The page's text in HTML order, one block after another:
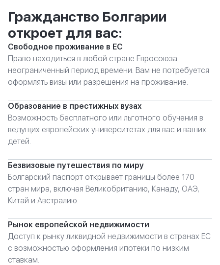
Гражданство Болгарии
откроет для вас:
Свободное проживание в ЕС
Право находиться в любой стране Евросоюза
неограниченный период времени. Вам не потребуется
оформлять визы или разрешения на проживание.
Образование в престижных вузах
Возможность бесплатного или льготного обучения в
ведущих европейских университетах для вас и ваших
детей.
Безвизовые путешествия по миру
Болгарский паспорт открывает границы более 170
стран мира, включая Великобританию, Канаду, ОАЭ,
Китай и Австралию.
Рынок европейской недвижимости
Доступ к рынку ликвидной недвижимости в странах ЕС
с возможностью оформления ипотеки по низким
ставкам.